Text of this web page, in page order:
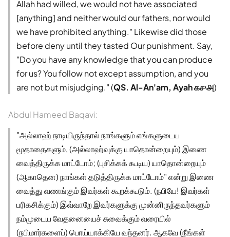
Allah had willed, we would not have associated
[anything] and neither would our fathers, nor would
we have prohibited anything." Likewise did those
before deny until they tasted Our punishment. Say,
"Do you have any knowledge that you can produce
for us? You follow not except assumption, and you
are not but misjudging." (QS. Al-An'am, Ayah ௧௪௮)
Abdul Hameed Baqavi:
"அல்லாஹ் நாடியிருந்தால் நாங்களும் எங்களுடைய
மூதாதைகளும், (அல்லாஹ்வுக்கு யாதொன்றையும்) இணை
வைத்திருக்க மாட்டோம்; (புசிக்கக் கூடிய) யாதொன்றையும்
(ஆகாதென) நாங்கள் தடுத்திருக்க மாட்டோம்" என்று இணை
வைத்து வணங்கும் இவர்கள் கூறக்கூடும். (நபியே! இவர்கள்
பரிகசிக்கும்) இவ்வாறே இவர்களுக்கு முன்னிருந்தவர்களும்
நம்முடைய வேதனையைச் சுவைக்கும் வரையில்
(நபிமார்களைப்) பொய்யாக்கியே வந்தனர். ஆகவே (நீங்கள்